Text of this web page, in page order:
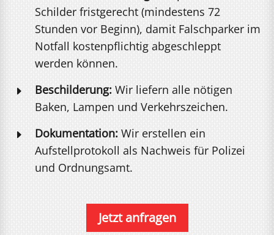
Schilder fristgerecht (mindestens 72
Stunden vor Beginn), damit Falschparker im
Notfall kostenpflichtig abgeschleppt
werden können.
E Beschilderung: Wir liefern alle nötigen
Baken, Lampen und Verkehrszeichen.
E Dokumentation: Wir erstellen ein
Aufstellprotokoll als Nachweis für Polizei
und Ordnungsamt.
Jetzt anfragen